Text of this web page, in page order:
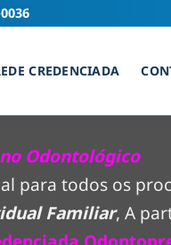
CREDENCIADA
Odontológico
para todos os
Familiar, A